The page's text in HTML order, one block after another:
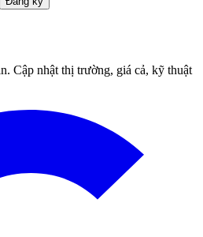
Cập nhật thị trường, giá cả, kỹ thuật